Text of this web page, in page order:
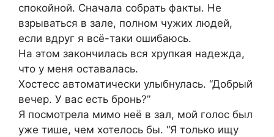
спокойной. Сначала собрать факты. Не
взрываться в зале, полном чужих людей,
если вдруг я всё-таки ошибаюсь.
На этом закончилась вся хрупкая надежда,
что у меня оставалась.
Хостесс автоматически улыбнулась. “Добрый
вечер. У вас есть бронь?”
Я посмотрела мимо неё в зал, мой голос был
уже тише, чем хотелось бы. “Я только ищу